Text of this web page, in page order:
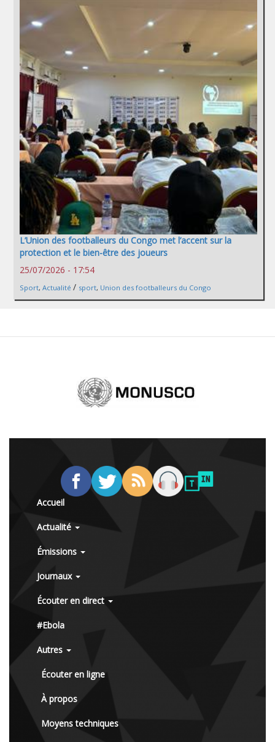
L’Union des footballeurs du Congo met l’accent sur la
protection et le bien-être des joueurs
25/07/2026 - 17:54
Sport, Actualité / sport, Union des footballeurs du Congo
Accueil
Actualité
Émissions
Journaux
Écouter en direct
#Ebola
Autres
Écouter en ligne
À propos
Moyens techniques